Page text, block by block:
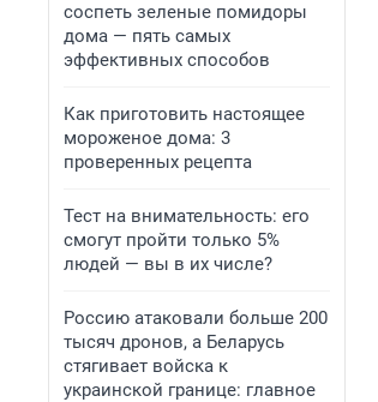
соспеть зеленые помидоры
дома — пять самых
эффективных способов
Как приготовить настоящее
мороженое дома: 3
проверенных рецепта
Тест на внимательность: его
смогут пройти только 5%
людей — вы в их числе?
Россию атаковали больше 200
тысяч дронов, а Беларусь
стягивает войска к
украинской границе: главное